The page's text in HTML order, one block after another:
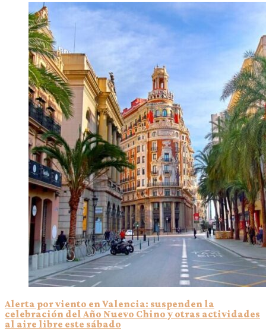
Alerta por viento en Valencia: suspenden la
celebración del Año Nuevo Chino y otras actividades
al aire libre este sábado